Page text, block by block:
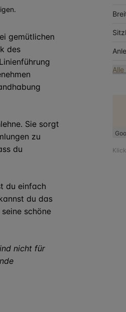
gemütlichen
des
Sie sorgt
zu
du
du einfach
du das
schöne
nicht für